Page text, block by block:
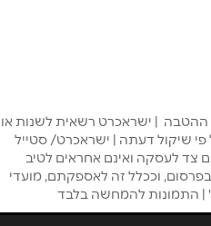
ההטבה | ישראכרט רשאית לשנות או
שיקול דעתה | ישראכרט/ סטייל
צד לעסקה ואינם אחראים לטיב
וככלל זה לאספקתם, מועדי
| התמונות להמחשה בלבד